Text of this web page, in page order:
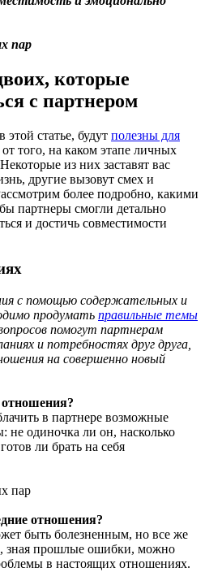
которые
с партнером
статье, будут полезны для
того, на каком этапе личных
из них заставят вас
другие вызовут смех и
более подробно, какими
партнеры смогли детально
и достичь совместимости
с помощью содержательных и
продумать правильные темы
помогут партнерам
и потребностях друг друга,
на совершенно новый
в партнере возможные
одиночка ли он, насколько
ли брать на себя
отношения?
быть болезненным, но все же
зная прошлые ошибки, можно
в настоящих отношениях.